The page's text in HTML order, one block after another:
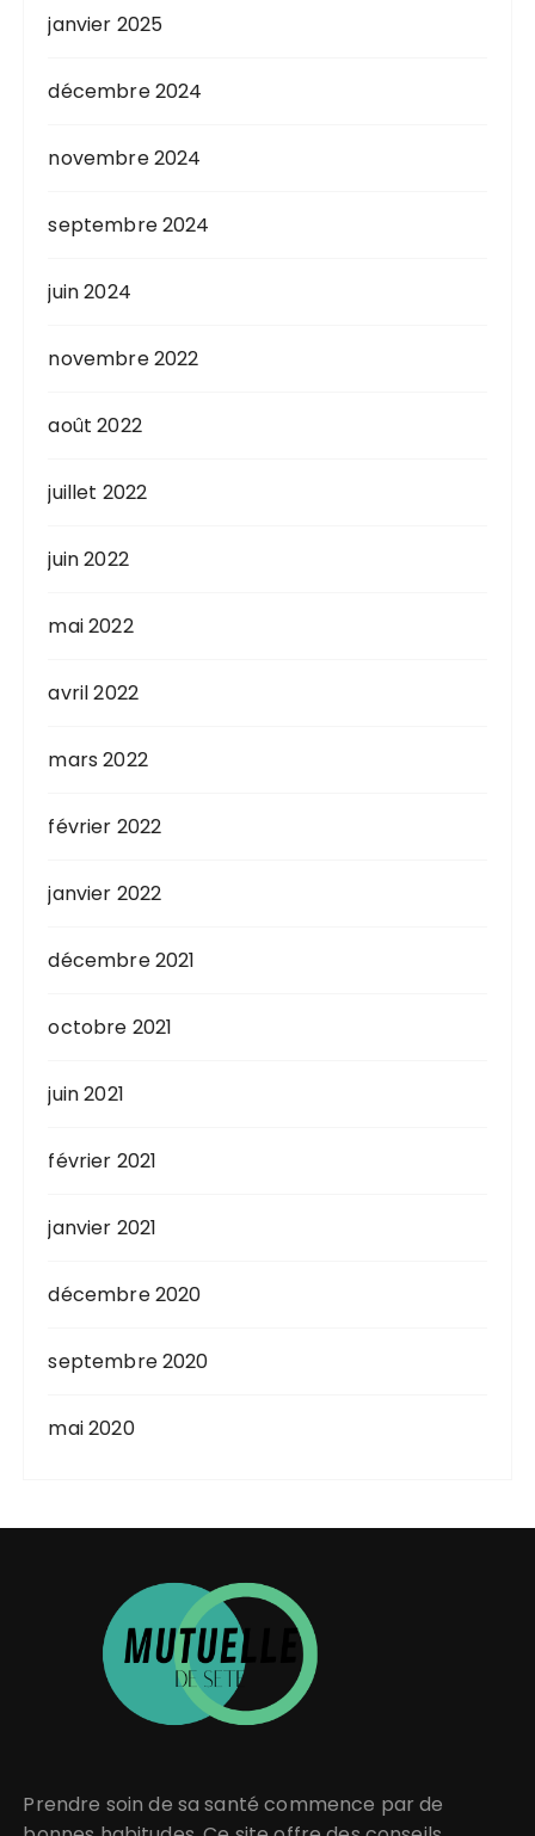
janvier 2025
décembre 2024
novembre 2024
septembre 2024
juin 2024
novembre 2022
août 2022
juillet 2022
juin 2022
mai 2022
avril 2022
mars 2022
février 2022
janvier 2022
décembre 2021
octobre 2021
juin 2021
février 2021
janvier 2021
décembre 2020
septembre 2020
mai 2020
Prendre soin de sa santé commence par de